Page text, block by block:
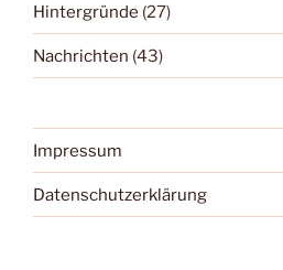
Hintergründe (27)
Nachrichten (43)
Impressum
Datenschutzerklärung